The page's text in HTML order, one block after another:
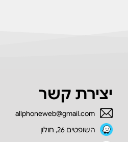
יצירת קשר
allphoneweb@gmail.com
השופטים 26, חולון